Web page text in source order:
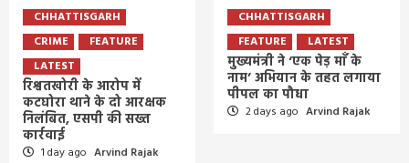
CHHATTISGARH
CRIME
FEATURE
LATEST
रिश्वतखोरी के आरोप में
कटघोरा थाने के दो आरक्षक
निलंबित, एसपी की सख्त
कार्रवाई
1 day ago Arvind Rajak
CHHATTISGARH
FEATURE
LATEST
मुख्यमंत्री ने ‘एक पेड़ माँ के
नाम’ अभियान के तहत लगाया
पीपल का पौधा
2 days ago Arvind Rajak